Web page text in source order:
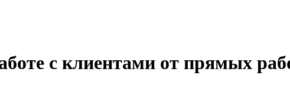
с клиентами от прямых